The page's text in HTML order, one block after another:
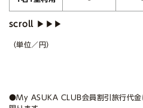
（単位／円）
●My ASUKA CLUB会員割引旅行代